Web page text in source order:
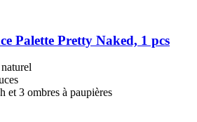
Palette Pretty Naked, 1 pcs
et 3 ombres à paupières